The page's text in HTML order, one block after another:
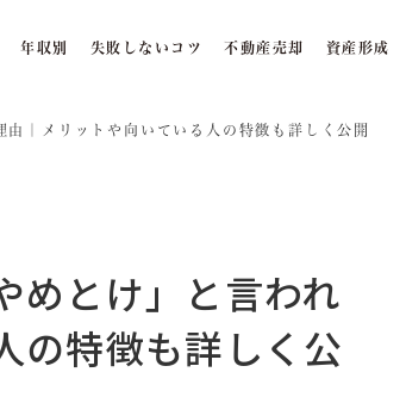
年収別 失敗しないコツ 不動産売却 資産形成
｜メリットや向いている人の特徴も詳しく公開
めとけ」と言われ
の特徴も詳しく公